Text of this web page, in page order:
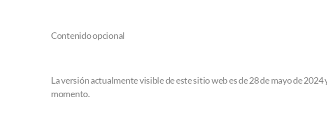
Contenido opcional
La versión actualmente visible de este sitio web es de 28 de mayo de
momento.